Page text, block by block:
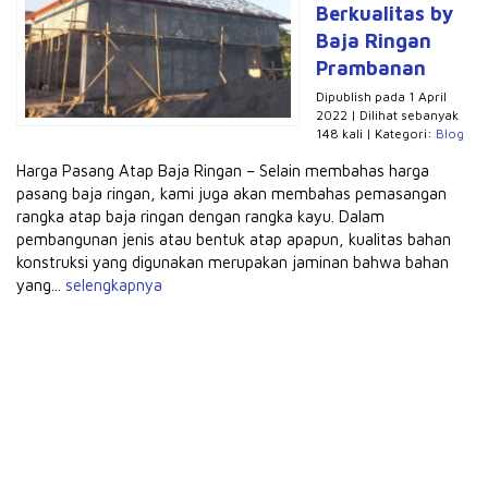
Berkualitas by
Baja Ringan
Prambanan
Dipublish pada 1 April
2022 | Dilihat sebanyak
148 kali | Kategori: Blog
Harga Pasang Atap Baja Ringan – Selain membahas harga
pasang baja ringan, kami juga akan membahas pemasangan
rangka atap baja ringan dengan rangka kayu. Dalam
pembangunan jenis atau bentuk atap apapun, kualitas bahan
konstruksi yang digunakan merupakan jaminan bahwa bahan
yang... selengkapnya